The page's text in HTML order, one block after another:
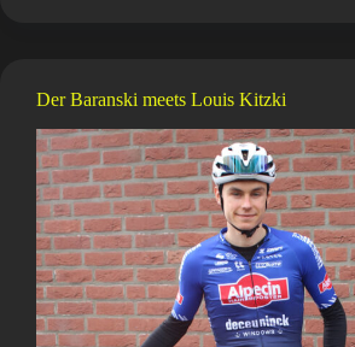
Der Baranski meets Louis Kitzki